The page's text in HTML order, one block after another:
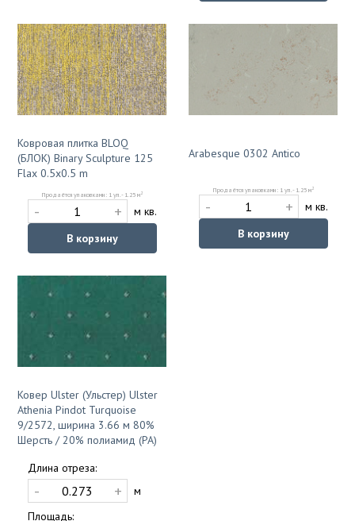
Ковровая плитка BLOQ
(БЛОК) Binary Sculpture 125
Flax 0.5x0.5 m
Продаётся упаковками: 1 уп. - 1.25 м2
- +
м кв.
В корзину
Arabesque 0302 Antico
Продаётся упаковками: 1 уп. - 1.25 м2
- +
м кв.
В корзину
Ковер Ulster (Ульстер) Ulster
Athenia Pindot Turquoise
9/2572, ширина 3.66 м 80%
Шерсть / 20% полиамид (PA)
Длина отреза:
- +
м
Площадь: